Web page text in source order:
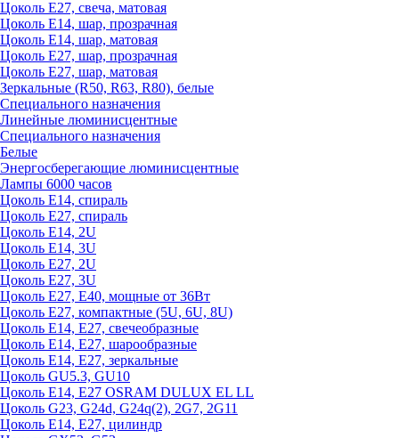
Цоколь Е27, свеча, матовая
Цоколь Е14, шар, прозрачная
Цоколь Е14, шар, матовая
Цоколь Е27, шар, прозрачная
Цоколь Е27, шар, матовая
Зеркальные (R50, R63, R80), белые
Специального назначения
Линейные люминисцентные
Специального назначения
Белые
Энергосберегающие люминисцентные
Лампы 6000 часов
Цоколь Е14, спираль
Цоколь Е27, спираль
Цоколь Е14, 2U
Цоколь Е14, 3U
Цоколь Е27, 2U
Цоколь Е27, 3U
Цоколь Е27, Е40, мощные от 36Вт
Цоколь Е27, компактные (5U, 6U, 8U)
Цоколь Е14, Е27, свечеобразные
Цоколь Е14, Е27, шарообразные
Цоколь Е14, Е27, зеркальные
Цоколь GU5.3, GU10
Цоколь Е14, Е27 OSRAM DULUX EL LL
Цоколь G23, G24d, G24q(2), 2G7, 2G11
Цоколь Е14, Е27, цилиндр